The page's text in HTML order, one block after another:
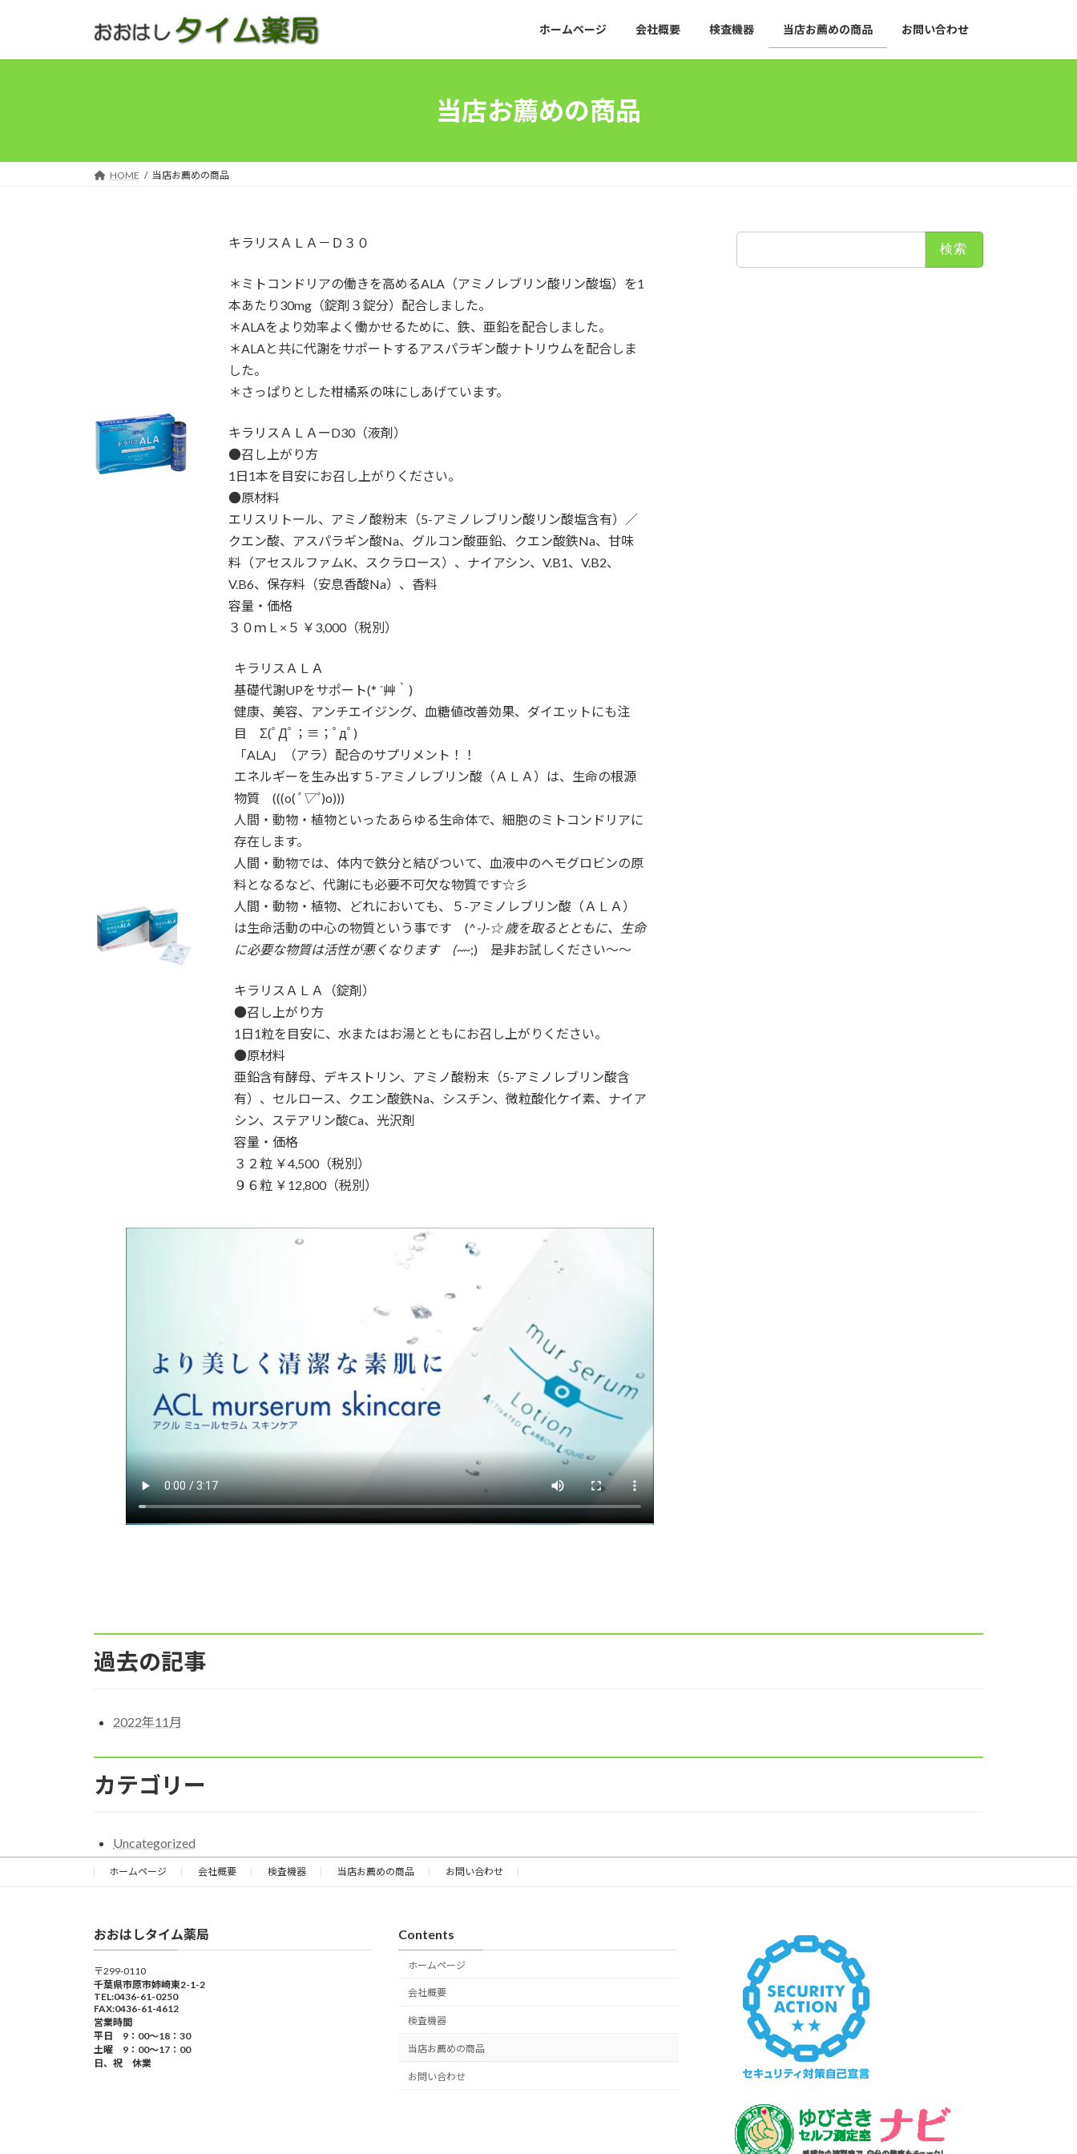
ッ
移
ホームページ 会社概要 検査機器 当店お薦めの商品 お問い合わせ
当店お薦めの商品
HOME 当店お薦めの商品
キラリスＡＬＡ－Ｄ３０
＊ミトコンドリアの働きを高めるALA（アミノレブリン酸リン酸塩）を1
本あたり30mg（錠剤３錠分）配合しました。
＊ALAをより効率よく働かせるために、鉄、亜鉛を配合しました。
＊ALAと共に代謝をサポートするアスパラギン酸ナトリウムを配合しま
した。
＊さっぱりとした柑橘系の味にしあげています。
キラリスＡＬＡーD30（液剤）
●召し上がり方
1日1本を目安にお召し上がりください。
●原材料
エリスリトール、アミノ酸粉末（5-アミノレブリン酸リン酸塩含有）／
クエン酸、アスパラギン酸Na、グルコン酸亜鉛、クエン酸鉄Na、甘味
料（アセスルファムK、スクラロース）、ナイアシン、V.B1、V.B2、
V.B6、保存料（安息香酸Na）、香料
容量・価格
３０ｍＬ×５ ￥3,000（税別）
キラリスＡＬＡ
基礎代謝UPをサポート(* ´艸｀)
健康、美容、アンチエイジング、血糖値改善効果、ダイエットにも注
目 Σ(ﾟДﾟ；≡；ﾟдﾟ)
「ALA」（アラ）配合のサプリメント！！
エネルギーを生み出す５-アミノレブリン酸（ＡＬＡ）は、生命の根源
物質 (((o( ﾟ▽ﾟ)o)))
人間・動物・植物といったあらゆる生命体で、細胞のミトコンドリアに
存在します。
人間・動物では、体内で鉄分と結びついて、血液中のヘモグロビンの原
料となるなど、代謝にも必要不可欠な物質です☆彡
人間・動物・植物、どれにおいても、５-アミノレブリン酸（ＡＬＡ）
は生命活動の中心の物質という事です (^-)-☆ 歳を取るとともに、生命
に必要な物質は活性が悪くなります (~~;) 是非お試しください～～
キラリスＡＬＡ（錠剤）
●召し上がり方
1日1粒を目安に、水またはお湯とともにお召し上がりください。
●原材料
亜鉛含有酵母、デキストリン、アミノ酸粉末（5-アミノレブリン酸含
有）、セルロース、クエン酸鉄Na、シスチン、微粒酸化ケイ素、ナイア
シン、ステアリン酸Ca、光沢剤
容量・価格
３２粒 ￥4,500（税別）
９６粒 ￥12,800（税別）
過去の記事
2022年11月
カテゴリー
Uncategorized
ホームページ 会社概要 検査機器 当店お薦めの商品 お問い合わせ
おおはしタイム薬局
〒299-0110
千葉県市原市姉崎東2-1-2
TEL:0436-61-0250
FAX:0436-61-4612
営業時間
平日 9：00～18：30
土曜 9：00～17：00
日、祝 休業
Contents
ホームページ
会社概要
検査機器
当店お薦めの商品
お問い合わせ